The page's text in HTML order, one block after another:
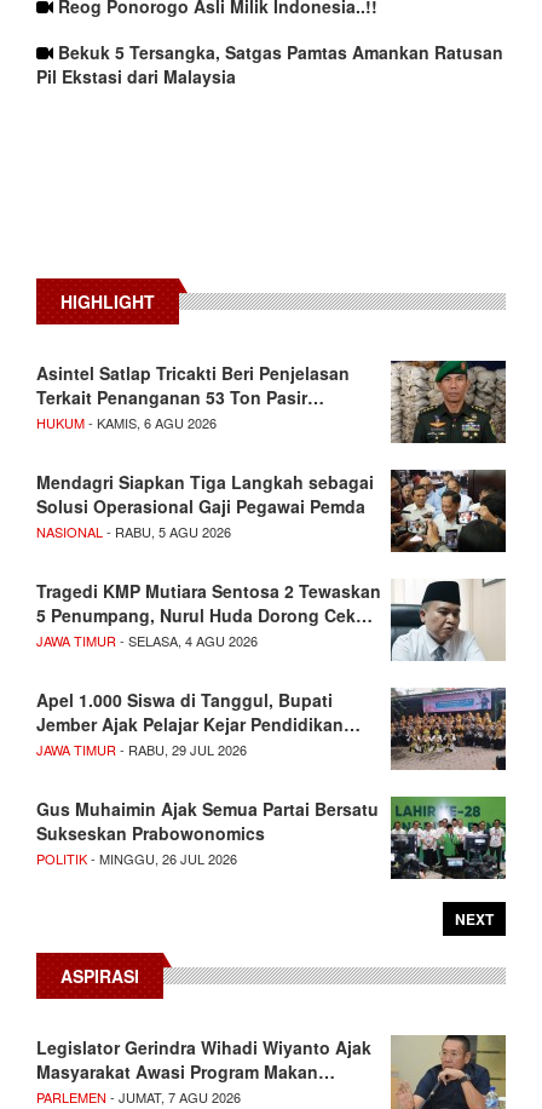
Reog Ponorogo Asli Milik Indonesia..!!
Bekuk 5 Tersangka, Satgas Pamtas Amankan Ratusan
Pil Ekstasi dari Malaysia
HIGHLIGHT
Asintel Satlap Tricakti Beri Penjelasan
Terkait Penanganan 53 Ton Pasir…
HUKUM- KAMIS, 6 AGU 2026
Mendagri Siapkan Tiga Langkah sebagai
Solusi Operasional Gaji Pegawai Pemda
NASIONAL - RABU, 5 AGU 2026
Tragedi KMP Mutiara Sentosa 2 Tewaskan
5 Penumpang, Nurul Huda Dorong Cek…
JAWA TIMUR - SELASA, 4 AGU 2026
Apel 1.000 Siswa di Tanggul, Bupati
Jember Ajak Pelajar Kejar Pendidikan…
JAWA TIMUR - RABU, 29 JUL 2026
Gus Muhaimin Ajak Semua Partai Bersatu
Sukseskan Prabowonomics
POLITIK- MINGGU, 26 JUL 2026
NEXT
ASPIRASI
Legislator Gerindra Wihadi Wiyanto Ajak
Masyarakat Awasi Program Makan…
PARLEMEN - JUMAT, 7 AGU 2026